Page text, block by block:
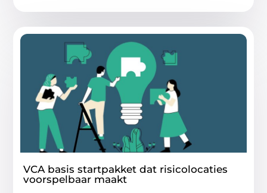
VCA basis startpakket dat risicolocaties
voorspelbaar maakt